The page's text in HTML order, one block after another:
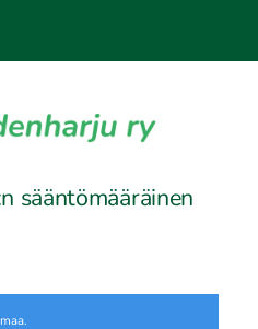
etusivulle
sääntömääräinen